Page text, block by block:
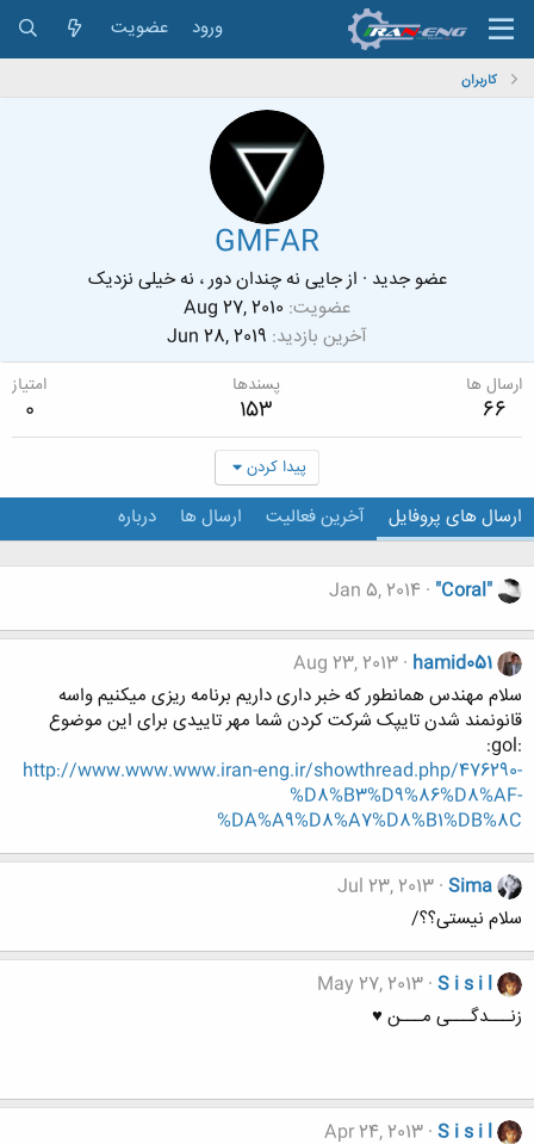
ورود عضویت
کاربران
GMFAR
عضو جدید · ازجایی نه چندان دور ، نه خیلی نزدیک
عضویت Aug 27, 2010
آخرین بازدید Jun 28, 2019
ارسال ها
66
پسندها
153
امتیاز
0
پیدا کردن
ارسال های پروفایل آخرین فعالیت ارسال ها درباره
"Coral"
Jan 5, 2014
hamid051
Aug 23, 2013
سلام مهندس همانطور که خبر داری داریم برنامه ریزی میکنیم واسه
قانونمند شدن تایپک شرکت کردن شما مهر تاییدی برای این موضوع
:gol:
http://www.www.www.iran-eng.ir/showthread.php/476290-
%D8%B3%D9%86%D8%AF-
%DA%A9%D8%A7%D8%B1%DB%8C
Sima
Jul 23, 2013
سلام نیستی؟؟/
S i s i l
May 27, 2013
زنـــدگـــی مـــن ♥
S i s i l
Apr 24, 2013